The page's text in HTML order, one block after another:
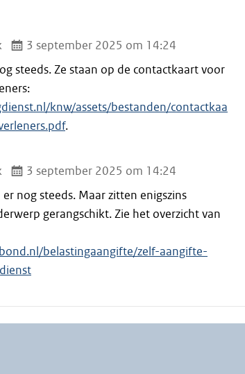
3 september 2025 om 14:24
steeds. Ze staan op de contactkaart voor
knw/assets/bestanden/contactkaa
.
3 september 2025 om 14:24
nog steeds. Maar zitten enigszins
gerangschikt. Zie het overzicht van
belastingaangifte/zelf-aangifte-